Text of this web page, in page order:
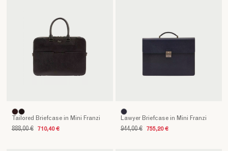
Tailored Briefcase in Mini Franzi
888,00 € 710,40 €
Lawyer Briefcase in Mini Franzi
944,00 € 755,20 €